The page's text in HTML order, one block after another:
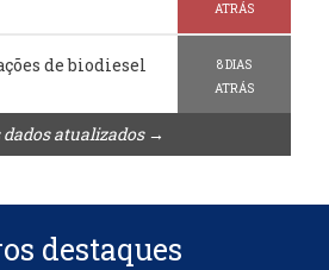
ATRÁS
de biodiesel
8 DIAS
ATRÁS
dados atualizados →
destaques